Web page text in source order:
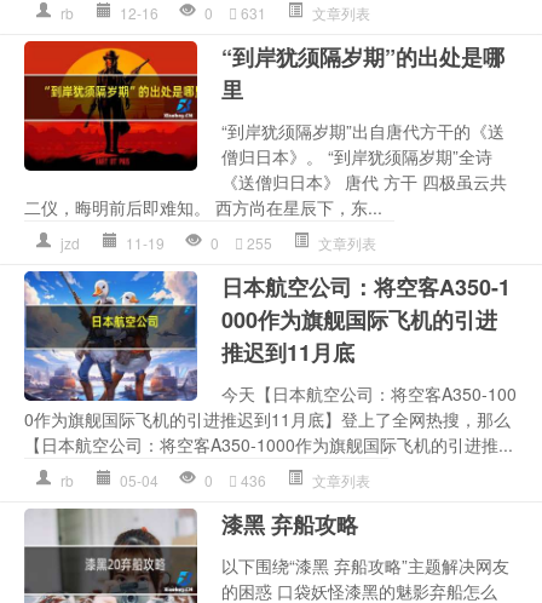
rb 12-16 0 631 文章列表
“到岸犹须隔岁期”的出处是哪
里
“到岸犹须隔岁期”出自唐代方干的《送
僧归日本》。 “到岸犹须隔岁期”全诗
《送僧归日本》 唐代 方干 四极虽云共
二仪，晦明前后即难知。 西方尚在星辰下，东...
jzd 11-19 0 255 文章列表
日本航空公司：将空客A350-1
000作为旗舰国际飞机的引进
推迟到11月底
今天【日本航空公司：将空客A350-100
0作为旗舰国际飞机的引进推迟到11月底】登上了全网热搜，那么
【日本航空公司：将空客A350-1000作为旗舰国际飞机的引进推...
rb 05-04 0 436 文章列表
漆黑 弃船攻略
以下围绕“漆黑 弃船攻略”主题解决网友
的困惑 口袋妖怪漆黑的魅影弃船怎么